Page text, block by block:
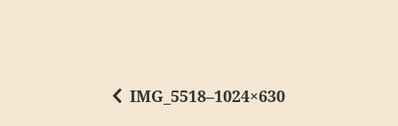
IMG_5518–1024×630